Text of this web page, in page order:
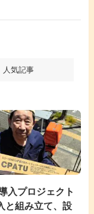
人気記事
入プロジェクト
と組み立て、設